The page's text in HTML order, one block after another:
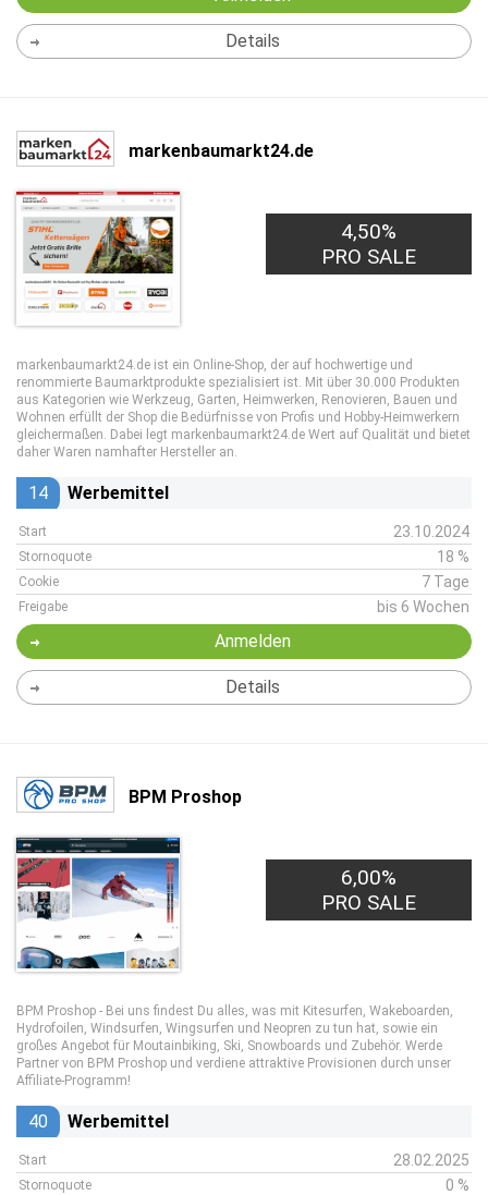
Details
markenbaumarkt24.de
4,50%
PRO SALE
markenbaumarkt24.de ist ein Online-Shop, der auf hochwertige und
renommierte Baumarktprodukte spezialisiert ist. Mit über 30.000 Produkten
aus Kategorien wie Werkzeug, Garten, Heimwerken, Renovieren, Bauen und
Wohnen erfüllt der Shop die Bedürfnisse von Profis und Hobby-Heimwerkern
gleichermaßen. Dabei legt markenbaumarkt24.de Wert auf Qualität und bietet
daher Waren namhafter Hersteller an.
14 Werbemittel
Start 23.10.2024
Stornoquote 18 %
Cookie 7 Tage
Freigabe bis 6 Wochen
Anmelden
Details
BPM Proshop
6,00%
PRO SALE
BPM Proshop - Bei uns findest Du alles, was mit Kitesurfen, Wakeboarden,
Hydrofoilen, Windsurfen, Wingsurfen und Neopren zu tun hat, sowie ein
großes Angebot für Moutainbiking, Ski, Snowboards und Zubehör. Werde
Partner von BPM Proshop und verdiene attraktive Provisionen durch unser
Affiliate-Programm!
40 Werbemittel
Start 28.02.2025
Stornoquote 0 %